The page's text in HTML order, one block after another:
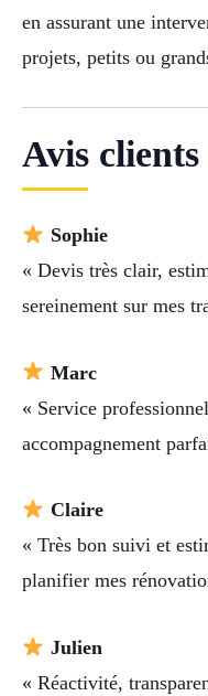
en assurant une
projets, petits ou
Avis clients
Sophie
« Devis très clair,
sereinement sur mes
Marc
« Service
accompagnement
Claire
« Très bon suivi et
planifier mes
Julien
« Réactivité,